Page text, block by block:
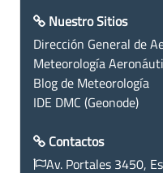
Nuestro Sitios
Dirección General de
Meteorología
Blog de Meteorología
IDE DMC (Geonode)
Contactos
Av. Portales 3450,